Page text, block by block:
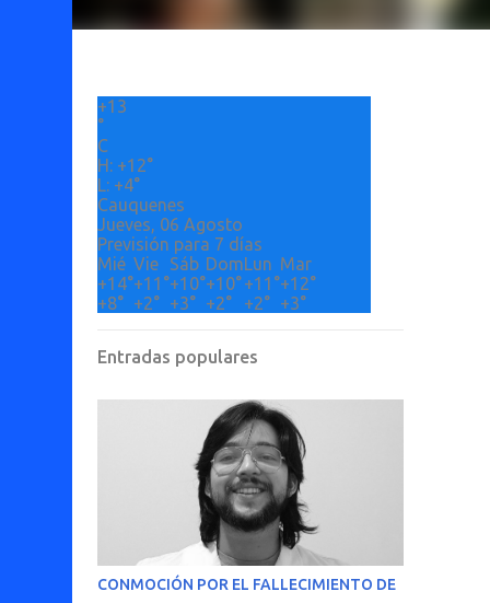
+13
°
C
H: +12°
L: +4°
Cauquenes
Jueves, 06 Agosto
Previsión para 7 días
Mié Vie Sáb DomLun Mar
+14°+11°+10°+10°+11°+12°
+8° +2° +3° +2° +2° +3°
Entradas populares
CONMOCIÓN POR EL FALLECIMIENTO DE